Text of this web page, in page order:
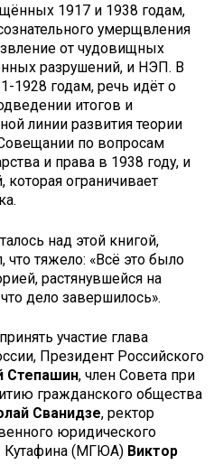
1917 и 1938 годам,
умерщвления
от чудовищных
разрушений, и НЭП. В
1928 годам, речь идёт о
итогов и
линии развития теории
по вопросам
и права в 1938 году, и
ограничивает
над этой книгой,
что тяжело: «Всё это было
растянувшейся на
дело завершилось».
участие глава
Президент Российского
Степашин, член Совета при
гражданского общества
Сванидзе, ректор
юридического
Кутафина (МГЮА) Виктор